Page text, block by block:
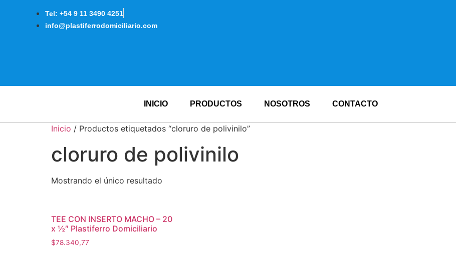
Tel: +54 9 11 3490 4251
info@plastiferrodomiciliario.com
INICIO PRODUCTOS NOSOTROS CONTACTO
Inicio / Productos etiquetados “cloruro de polivinilo”
cloruro de polivinilo
Mostrando el único resultado
TEE CON INSERTO MACHO – 20
x ½″ Plastiferro Domiciliario
$78.340,77